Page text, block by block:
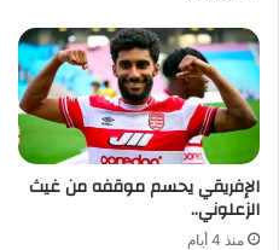
الإفريقي يحسم موقفه من غيث
الزعلوني..
منذ 4 أيام